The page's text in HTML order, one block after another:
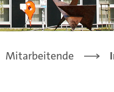
Mitarbeitende